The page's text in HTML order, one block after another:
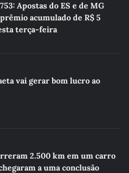
Apostas do ES e de MG
acumulado de R$ 5
terça-feira
vai gerar bom lucro ao
2.500 km em um carro
a uma conclusão